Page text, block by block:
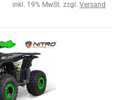
inkl. 19% MwSt. zzgl. Versand